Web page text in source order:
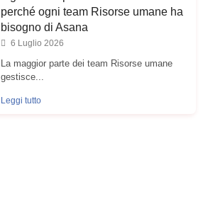
perché ogni team Risorse umane ha
bisogno di Asana
6 Luglio 2026
La maggior parte dei team Risorse umane
gestisce...
Leggi tutto